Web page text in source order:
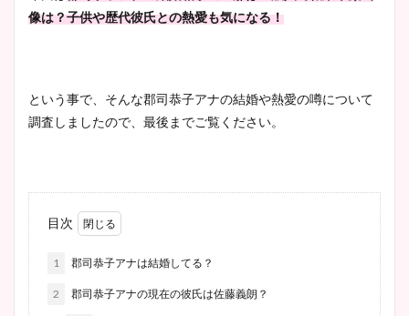
像は？子供や歴代彼氏との熱愛も気になる！
という事で、そんな郡司恭子アナの結婚や熱愛の噂について
調査しましたので、最後までご覧ください。
目次
1 郡司恭子アナは結婚してる？
2 郡司恭子アナの現在の彼氏は佐藤義朗？